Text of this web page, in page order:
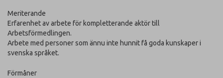
Meriterande
Erfarenhet av arbete för kompletterande aktör till
Arbetsförmedlingen.
Arbete med personer som ännu inte hunnit få goda kunskaper i
svenska språket.
Förmåner